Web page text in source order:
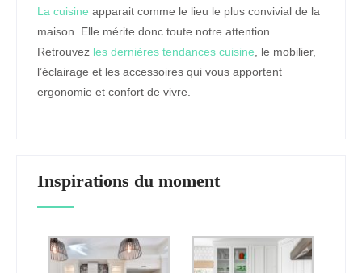
La cuisine apparait comme le lieu le plus convivial de la
maison. Elle mérite donc toute notre attention.
Retrouvez les dernières tendances cuisine, le mobilier,
l’éclairage et les accessoires qui vous apportent
ergonomie et confort de vivre.
Inspirations du moment